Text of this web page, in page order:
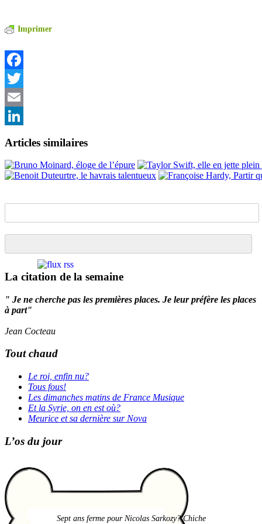
Imprimer
Facebook
Twitter
Email
Articles similaires
La citation de la semaine
" Je ne cherche pas les premières places. Je leur préfère les places
à part"
Jean Cocteau
Tout chaud
Le roi, enfin nu?
Tous fous!
Les dimanches matins de France Musique
Et la Syrie, on en est où?
Meurice et sa dernière sur Nova
L’os du jour
Sept ans ferme pour Nicolas Sarkozy? Chiche